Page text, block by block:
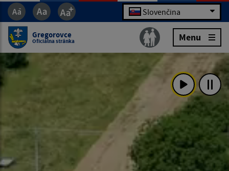
Slovenčina
Gregorovce
Oficiálna stránka Menu